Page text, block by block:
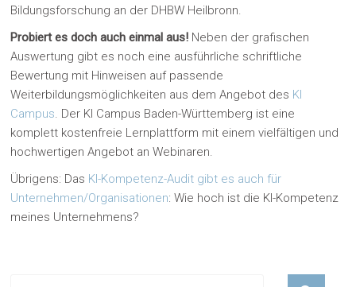
Bildungsforschung an der DHBW Heilbronn.
Probiert es doch auch einmal aus! Neben der grafischen
Auswertung gibt es noch eine ausführliche schriftliche
Bewertung mit Hinweisen auf passende
Weiterbildungsmöglichkeiten aus dem Angebot des KI
Campus. Der KI Campus Baden-Württemberg ist eine
komplett kostenfreie Lernplattform mit einem vielfältigen und
hochwertigen Angebot an Webinaren.
Übrigens: Das KI-Kompetenz-Audit gibt es auch für
Unternehmen/Organisationen: Wie hoch ist die KI-Kompetenz
meines Unternehmens?